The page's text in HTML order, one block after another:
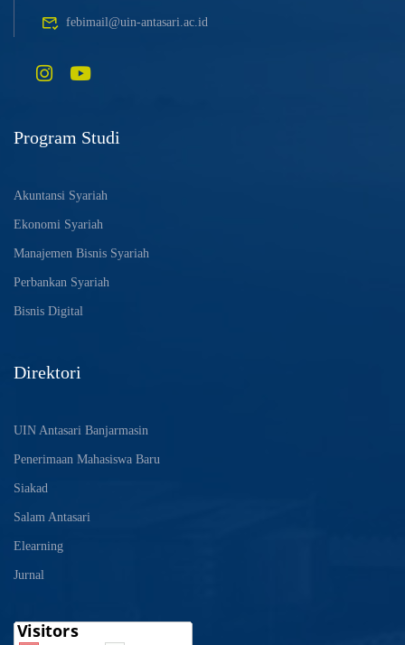
febimail@uin-antasari.ac.id
Program Studi
Akuntansi Syariah
Ekonomi Syariah
Manajemen Bisnis Syariah
Perbankan Syariah
Bisnis Digital
Direktori
UIN Antasari Banjarmasin
Penerimaan Mahasiswa Baru
Siakad
Salam Antasari
Elearning
Jurnal